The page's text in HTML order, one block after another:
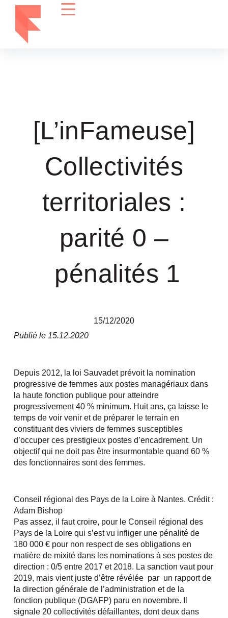
[L’inFameuse]
Collectivités
territoriales :
parité 0 –
pénalités 1
15/12/2020
Publié le 15.12.2020
Depuis 2012, la loi Sauvadet prévoit la nomination
progressive de femmes aux postes managériaux dans
la haute fonction publique pour atteindre
progressivement 40 % minimum. Huit ans, ça laisse le
temps de voir venir et de préparer le terrain en
constituant des viviers de femmes susceptibles
d’occuper ces prestigieux postes d’encadrement. Un
objectif qui ne doit pas être insurmontable quand 60 %
des fonctionnaires sont des femmes.
Conseil régional des Pays de la Loire à Nantes. Crédit :
Adam Bishop
Pas assez, il faut croire, pour le Conseil régional des
Pays de la Loire qui s’est vu infliger une pénalité de
180 000 € pour non respect de ses obligations en
matière de mixité dans les nominations à ses postes de
direction : 0/5 entre 2017 et 2018. La sanction vaut pour
2019, mais vient juste d’être révélée par un rapport de
la direction générale de l’administration et de la
fonction publique (DGAFP) paru en novembre. Il
signale 20 collectivités défaillantes, dont deux dans